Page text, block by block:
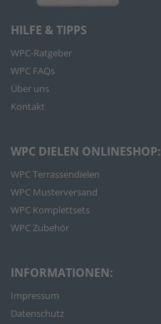
HILFE & TIPPS
WPC-Ratgeber
WPC FAQs
Über uns
Kontakt
WPC DIELEN ONLINESHOP:
WPC Terrassendielen
WPC Musterversand
WPC Komplettsets
WPC Zubehör
INFORMATIONEN:
Impressum
Datenschutz